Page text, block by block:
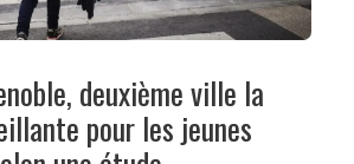
deuxième ville la
pour les jeunes